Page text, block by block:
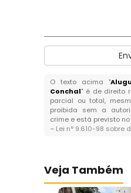
O texto acima "
Conchal" é de direito
parcial ou total,
proibida sem a
crime e está previsto
– Lei n° 9.610-98 sobre
Veja Também